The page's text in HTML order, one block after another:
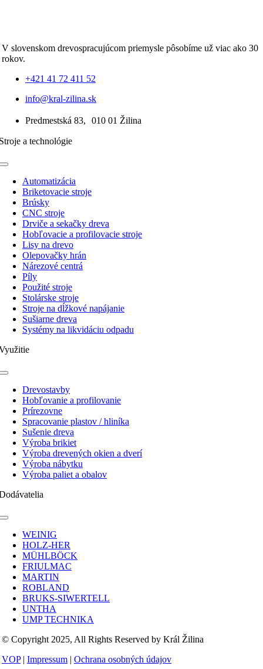
V slovenskom drevospracujúcom priemysle pôsobíme už viac ako 30
rokov.
+421 41 72 411 52
info@kral-zilina.sk
Predmestská 83, 010 01 Žilina
a technológie
Toggle
NavigationAutomatizácia
Briketovacie stroje
Brúsky
CNC stroje
Drviče a sekačky dreva
Hobľovacie a profilovacie stroje
Lisy na drevo
Olepovačky hrán
Nárezové centrá
Píly
Použité stroje
Stolárske stroje
Stroje na dĺžkové napájanie
Sušiarne dreva
Systémy na likvidáciu odpadu
Toggle
NavigationDrevostavby
Hobľovanie a profilovanie
Prírezovne
Spracovanie plastov / hliníka
Sušenie dreva
Výroba brikiet
Výroba drevených okien a dverí
Výroba nábytku
Výroba paliet a obalov
Toggle
NavigationWEINIG
HOLZ-HER
MÜHLBÖCK
FRIULMAC
MARTIN
ROBLAND
BRUKS-SIWERTELL
UNTHA
UMP TECHNIKA
© Copyright 2025, All Rights Reserved by Král Žilina
VOP| Impressum | Ochrana osobných údajov